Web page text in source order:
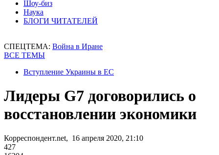
Шоу-биз
Наука
БЛОГИ ЧИТАТЕЛЕЙ
СПЕЦТЕМА: Война в Иране
ВСЕ ТЕМЫ
Вступление Украины в ЕС
Лидеры G7 договорились о
восстановлении экономики
Корреспондент.net, 16 апреля 2020, 21:10
427